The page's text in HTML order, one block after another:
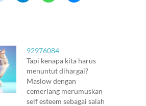
92976084
Tapi kenapa kita harus
menuntut dihargai?
Maslow dengan
cemerlang merumuskan
self esteem sebagai salah